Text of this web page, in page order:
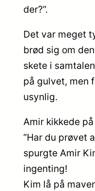
der?”.
Det var meget
brød sig om
skete i
på gulvet, men
usynlig.
Amir kikkede
”Har du prøvet
spurgte Amir
ingenting!
Kim lå på